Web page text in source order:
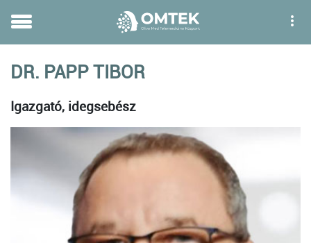
DR. PAPP TIBOR
Igazgató, idegsebész